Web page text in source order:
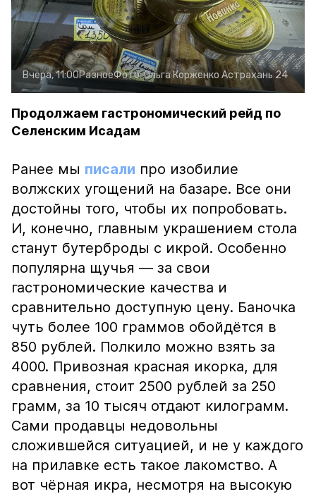
Вчера, 11:00РазноеФото:Ольга Корженко Астрахань 24
Продолжаем гастрономический рейд по
Селенским Исадам
Ранее мы писали про изобилие
волжских угощений на базаре. Все они
достойны того, чтобы их попробовать.
И, конечно, главным украшением стола
станут бутерброды с икрой. Особенно
популярна щучья — за свои
гастрономические качества и
сравнительно доступную цену. Баночка
чуть более 100 граммов обойдётся в
850 рублей. Полкило можно взять за
4000. Привозная красная икорка, для
сравнения, стоит 2500 рублей за 250
грамм, за 10 тысяч отдают килограмм.
Сами продавцы недовольны
сложившейся ситуацией, и не у каждого
на прилавке есть такое лакомство. А
вот чёрная икра, несмотря на высокую